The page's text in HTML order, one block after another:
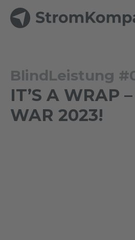
BlindLeistung
IT’S A WRAP
WAR 2023!